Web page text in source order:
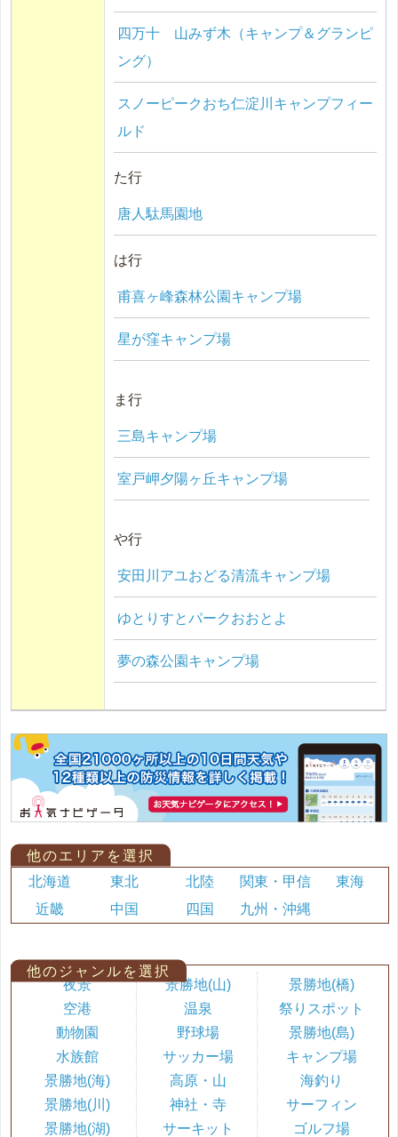
四万十 山みず木（キャンプ＆グランピ
ング）
スノーピークおち仁淀川キャンプフィー
ルド
た行
唐人駄馬園地
は行
甫喜ヶ峰森林公園キャンプ場
星が窪キャンプ場
ま行
三島キャンプ場
室戸岬夕陽ヶ丘キャンプ場
や行
安田川アユおどる清流キャンプ場
ゆとりすとパークおおとよ
夢の森公園キャンプ場
他のエリアを選択
北海道
東北 北陸 関東・甲信
東海
近畿
中国 四国 九州・沖縄
他のジャンルを選択
夜景
空港
動物園
水族館
景勝地(海)
景勝地(川)
景勝地(湖)
景勝地(山)
温泉
野球場
サッカー場
高原・山
神社・寺
サーキット
景勝地(橋)
祭りスポット
景勝地(島)
キャンプ場
海釣り
サーフィン
ゴルフ場